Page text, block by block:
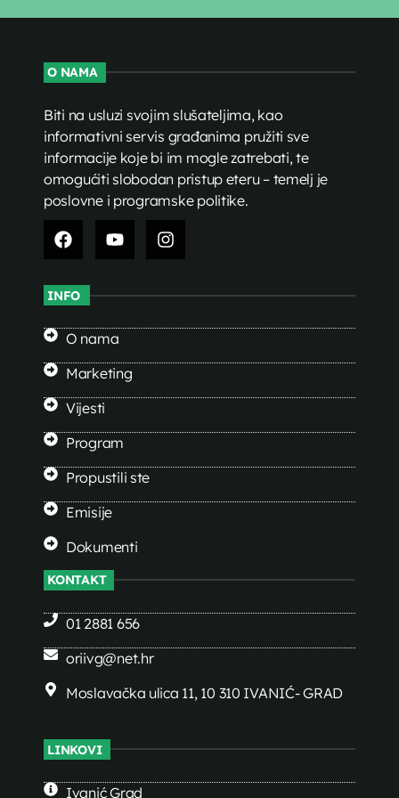
O NAMA
Biti na usluzi svojim slušateljima, kao
informativni servis građanima pružiti sve
informacije koje bi im mogle zatrebati, te
omogućiti slobodan pristup eteru – temelj je
poslovne i programske politike.
INFO
O nama
Marketing
Vijesti
Program
Propustili ste
Emisije
Dokumenti
KONTAKT
01 2881 656
oriivg@net.hr
Moslavačka ulica 11, 10 310 IVANIĆ- GRAD
LINKOVI
Ivanić Grad